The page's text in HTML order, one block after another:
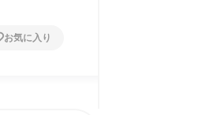
お気に入り